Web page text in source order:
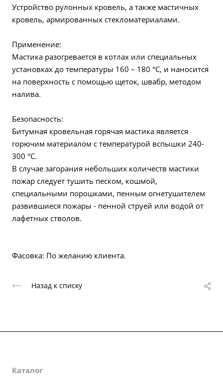
Устройство рулонных кровель, а также мастичных
кровель, армированных стекломатериалами.
Применение:
Мастика разогревается в котлах или специальных
установках до температуры 160 – 180 °С, и наносится
на поверхность с помощью щеток, швабр, методом
налива.
Безопасность:
Битумная кровельная горячая мастика является
горючим материалом с температурой вспышки 240-
300 °С.
В случае загорания небольших количеств мастики
пожар следует тушить песком, кошмой,
специальными порошками, пенным огнетушителем
развившиеся пожары - пенной струей или водой от
лафетных стволов.
Фасовка: По желанию клиента.
Назад к списку
Каталог